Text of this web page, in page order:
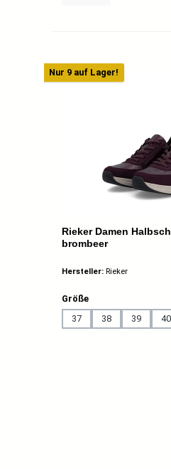
Nur 9 auf Lager!
Rieker Damen
brombeer
Hersteller: Rieker
Größeauswählen
37
38 39 40